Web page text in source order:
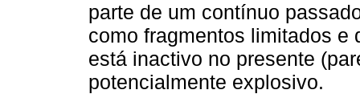
parte de um contínuo
como fragmentos limitados e
está inactivo no presente
potencialmente explosivo.